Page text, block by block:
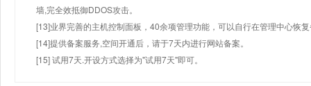
墙,完全效抵御DDOS攻击。
[13]业界完善的主机控制面板，40余项管理功能，可以自行在管理中心恢
[14]提供备案服务,空间开通后，请于7天内进行网站备案。
[15] 试用7天.开设方式选择为"试用7天"即可。